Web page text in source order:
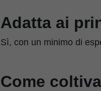
Adatta ai
Sì, con un minimo di
Come